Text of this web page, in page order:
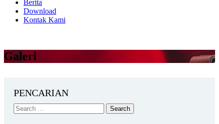
Berita
Download
Kontak Kami
Galeri
PENCARIAN